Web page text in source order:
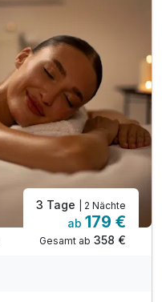
Dampfbad
& Bio-Sauna
Abreisetag
Schach
3 Tage | 2 Nächte
ab 179 €
Gesamt ab 358 €